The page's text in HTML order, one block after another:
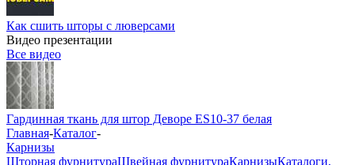
Как сшить шторы с люверсами
Видео презентации
Все видео
Гардинная ткань для штор Деворе ES10-37 белая
Главная-Каталог-
Карнизы
Шторная фурнитураШвейная фурнитураКарнизыКаталоги,